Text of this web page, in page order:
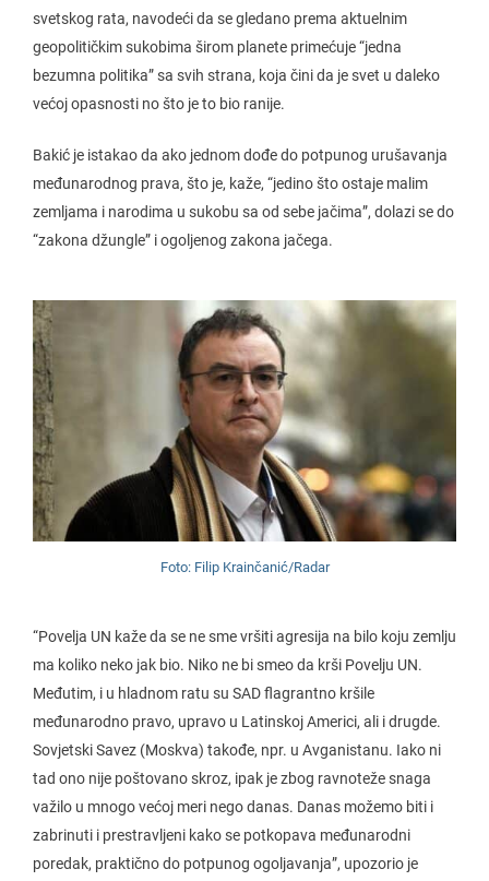
svetskog rata, navodeći da se gledano prema aktuelnim
geopolitičkim sukobima širom planete primećuje “jedna
bezumna politika” sa svih strana, koja čini da je svet u daleko
većoj opasnosti no što je to bio ranije.
Bakić je istakao da ako jednom dođe do potpunog urušavanja
međunarodnog prava, što je, kaže, “jedino što ostaje malim
zemljama i narodima u sukobu sa od sebe jačima”, dolazi se do
“zakona džungle” i ogoljenog zakona jačega.
Foto: Filip Krainčanić/Radar
“Povelja UN kaže da se ne sme vršiti agresija na bilo koju zemlju
ma koliko neko jak bio. Niko ne bi smeo da krši Povelju UN.
Međutim, i u hladnom ratu su SAD flagrantno kršile
međunarodno pravo, upravo u Latinskoj Americi, ali i drugde.
Sovjetski Savez (Moskva) takođe, npr. u Avganistanu. Iako ni
tad ono nije poštovano skroz, ipak je zbog ravnoteže snaga
važilo u mnogo većoj meri nego danas. Danas možemo biti i
zabrinuti i prestravljeni kako se potkopava međunarodni
poredak, praktično do potpunog ogoljavanja”, upozorio je